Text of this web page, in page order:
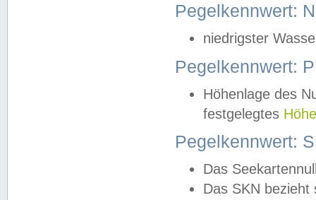
Pegelkennwert:
niedrigster
Pegelkennwert:
Höhenlage des
festgelegtes
Pegelkennwert:
Das
Das SKN